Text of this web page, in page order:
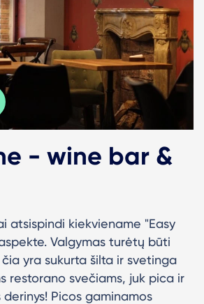
- wine bar &
atsispindi kiekviename "Easy
Valgymas turėtų būti
yra sukurta šilta ir svetinga
restorano svečiams, juk pica ir
Picos gaminamos